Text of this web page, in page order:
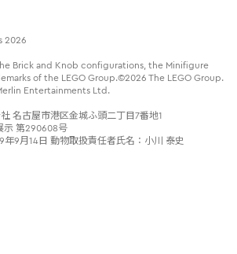
2026
Brick and Knob configurations, the Minifigure
of the LEGO Group.©2026 The LEGO Group.
Entertainments Ltd.
名古屋市港区金城ふ頭二丁目7番地1
示 第290608号
9月14日 動物取扱責任者氏名：小川 泰史